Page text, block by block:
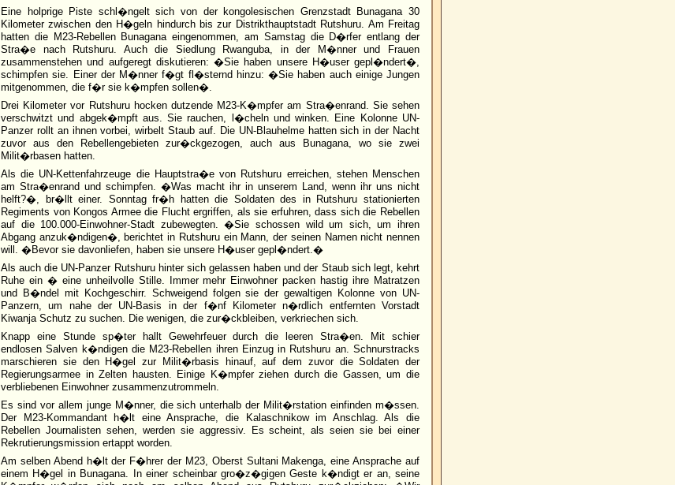
Eine holprige Piste schl�ngelt sich von der kongolesischen Grenzstadt Bunagana 30
Kilometer zwischen den H�geln hindurch bis zur Distrikthauptstadt Rutshuru. Am Freitag
hatten die M23-Rebellen Bunagana eingenommen, am Samstag die D�rfer entlang der
Stra�e nach Rutshuru. Auch die Siedlung Rwanguba, in der M�nner und Frauen
zusammenstehen und aufgeregt diskutieren: �Sie haben unsere H�user gepl�ndert�,
schimpfen sie. Einer der M�nner f�gt fl�sternd hinzu: �Sie haben auch einige Jungen
mitgenommen, die f�r sie k�mpfen sollen�.
Drei Kilometer vor Rutshuru hocken dutzende M23-K�mpfer am Stra�enrand. Sie sehen
verschwitzt und abgek�mpft aus. Sie rauchen, l�cheln und winken. Eine Kolonne UN-
Panzer rollt an ihnen vorbei, wirbelt Staub auf. Die UN-Blauhelme hatten sich in der Nacht
zuvor aus den Rebellengebieten zur�ckgezogen, auch aus Bunagana, wo sie zwei
Milit�rbasen hatten.
Als die UN-Kettenfahrzeuge die Hauptstra�e von Rutshuru erreichen, stehen Menschen
am Stra�enrand und schimpfen. �Was macht ihr in unserem Land, wenn ihr uns nicht
helft?�, br�llt einer. Sonntag fr�h hatten die Soldaten des in Rutshuru stationierten
Regiments von Kongos Armee die Flucht ergriffen, als sie erfuhren, dass sich die Rebellen
auf die 100.000-Einwohner-Stadt zubewegten. �Sie schossen wild um sich, um ihren
Abgang anzuk�ndigen�, berichtet in Rutshuru ein Mann, der seinen Namen nicht nennen
will. �Bevor sie davonliefen, haben sie unsere H�user gepl�ndert.�
Als auch die UN-Panzer Rutshuru hinter sich gelassen haben und der Staub sich legt, kehrt
Ruhe ein � eine unheilvolle Stille. Immer mehr Einwohner packen hastig ihre Matratzen
und B�ndel mit Kochgeschirr. Schweigend folgen sie der gewaltigen Kolonne von UN-
Panzern, um nahe der UN-Basis in der f�nf Kilometer n�rdlich entfernten Vorstadt
Kiwanja Schutz zu suchen. Die wenigen, die zur�ckbleiben, verkriechen sich.
Knapp eine Stunde sp�ter hallt Gewehrfeuer durch die leeren Stra�en. Mit schier
endlosen Salven k�ndigen die M23-Rebellen ihren Einzug in Rutshuru an. Schnurstracks
marschieren sie den H�gel zur Milit�rbasis hinauf, auf dem zuvor die Soldaten der
Regierungsarmee in Zelten hausten. Einige K�mpfer ziehen durch die Gassen, um die
verbliebenen Einwohner zusammenzutrommeln.
Es sind vor allem junge M�nner, die sich unterhalb der Milit�rstation einfinden m�ssen.
Der M23-Kommandant h�lt eine Ansprache, die Kalaschnikow im Anschlag. Als die
Rebellen Journalisten sehen, werden sie aggressiv. Es scheint, als seien sie bei einer
Rekrutierungsmission ertappt worden.
Am selben Abend h�lt der F�hrer der M23, Oberst Sultani Makenga, eine Ansprache auf
einem H�gel in Bunagana. In einer scheinbar gro�z�gigen Geste k�ndigt er an, seine